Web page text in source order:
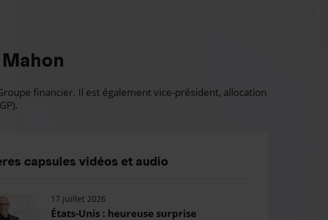
financier. Il est également vice-président, allocation
capsules vidéos et audio
17 juillet 2026
États-Unis : heureuse surprise